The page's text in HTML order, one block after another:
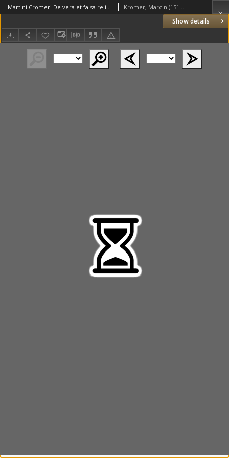
Show details
Martini Cromeri De vera et falsa religione Colloquiorum liber tertius, qui est De Ecclesia Christi, in duo divisus Colloquia [...]. Kromer, Marcin (1512–1589)